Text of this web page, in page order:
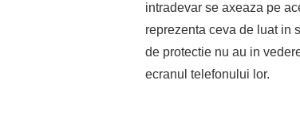
intradevar se axeaza pe
reprezenta ceva de luat in
de protectie nu au in
ecranul telefonului lor.